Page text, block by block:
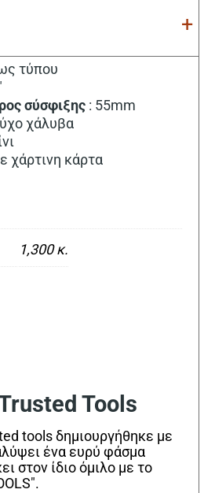
τύπου
σύσφιξης : 55mm
χάλυβα
χάρτινη κάρτα
1,300 κ.
Tools
tools δημιουργήθηκε με
ένα ευρύ φάσμα
στον ίδιο όμιλο με το